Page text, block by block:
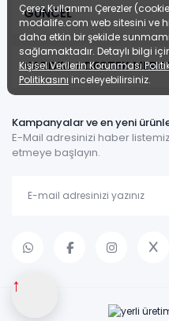
↑
GÜNCEL
YARDIM + DESTEK
Kampanyalar ve en yeni
E-Mail adresinizi haber
etmeye başlayın.
Çerez Kullanımı Çerezler
modalife.com web sitesini ve
daha etkin bir şekilde
sağlamaktadır. Detaylı bilgi
Kişisel Verilerin Korunması
Politikasını inceleyebilirsiniz.